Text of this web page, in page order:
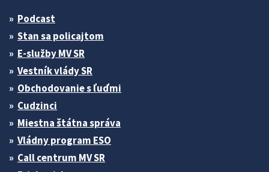
Podcast
Stan sa policajtom
E-služby MV SR
Vestník vlády SR
Obchodovanie s ľuďmi
Cudzinci
Miestna štátna správa
Vládny program ESO
Call centrum MV SR